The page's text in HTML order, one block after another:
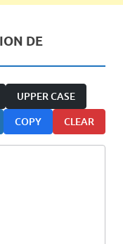
DE
UPPER CASE
COPY CLEAR